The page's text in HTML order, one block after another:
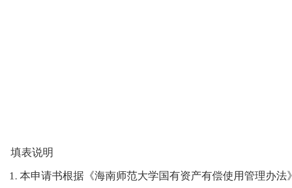
填表说明
1. 本申请书根据《海南师范大学国有资产有偿使用管理办法》